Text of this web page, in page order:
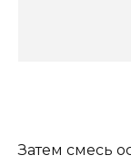
Затем смесь